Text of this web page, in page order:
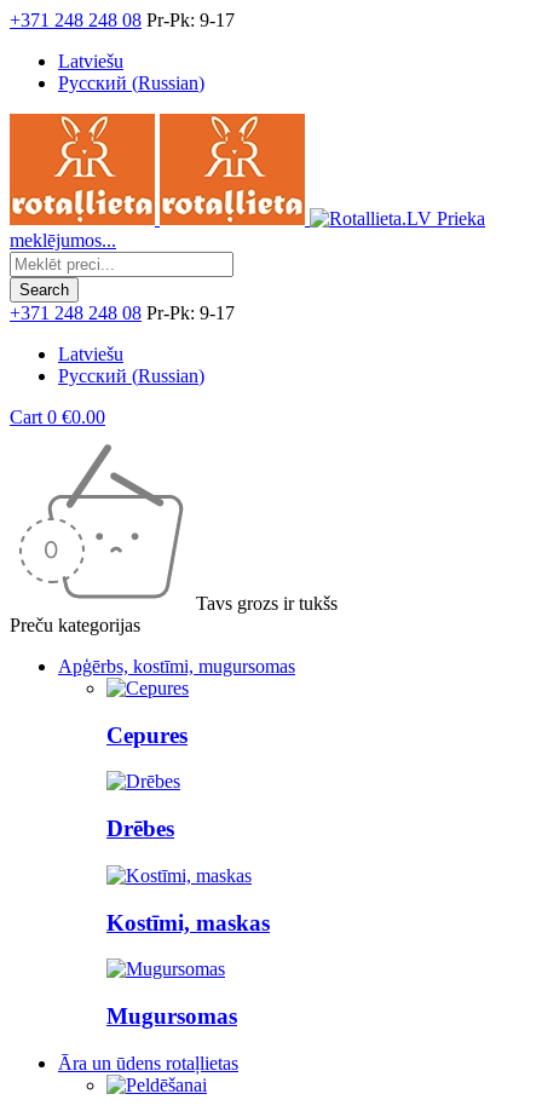
+371 248 248 08 Pr-Pk: 9-17
Latviešu
Русский (Russian)
Prieka
meklējumos...
+371 248 248 08 Pr-Pk: 9-17
Latviešu
Русский (Russian)
Cart 0 €0.00
Tavs grozs ir tukšs
Preču kategorijas
Apģērbs, kostīmi, mugursomas
Cepures
Drēbes
Kostīmi, maskas
Mugursomas
Āra un ūdens rotaļlietas